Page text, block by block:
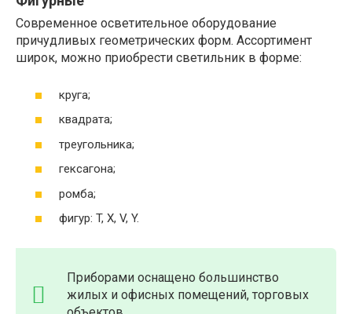
Современное осветительное оборудование
причудливых геометрических форм. Ассортимент
широк, можно приобрести светильник в форме:
круга;
квадрата;
треугольника;
гексагона;
ромба;
фигур: T, X, V, Y.
Приборами оснащено большинство
жилых и офисных помещений, торговых